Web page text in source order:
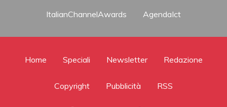
ItalianChannelAwards
AgendaIct
Home Speciali Newsletter Redazione
Copyright Pubblicità RSS